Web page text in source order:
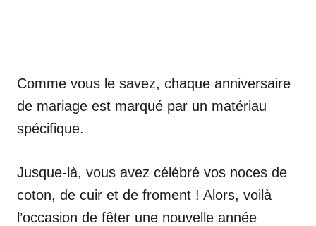
Comme vous le savez, chaque anniversaire
de mariage est marqué par un matériau
spécifique.
Jusque-là, vous avez célébré vos noces de
coton, de cuir et de froment ! Alors, voilà
l’occasion de fêter une nouvelle année